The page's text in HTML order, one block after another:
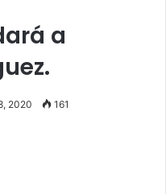
a
2020 161